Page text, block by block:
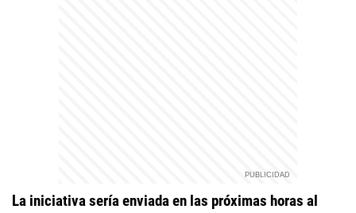
La iniciativa sería enviada en las próximas horas al